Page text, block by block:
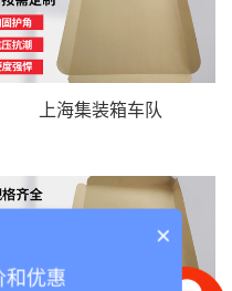
上海集装箱车队
×
和优惠